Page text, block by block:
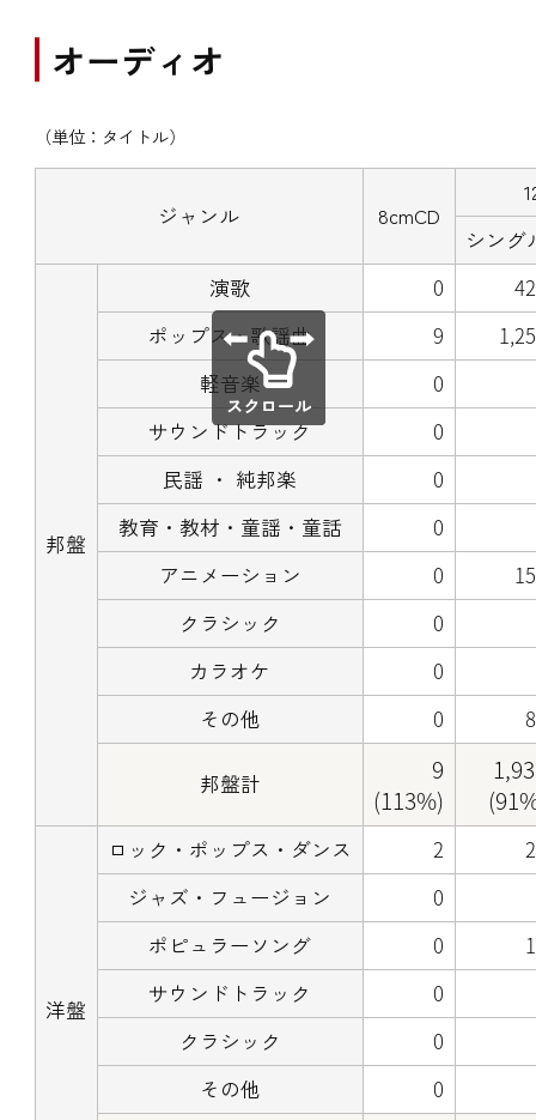
オーディオ
（単位：タイトル）
ジャンル 8cmCD
シング
邦盤
演歌 0
ポップス・歌謡曲
9
軽音楽
0
サウンドトラック
0
民謡 ・ 純邦楽
0
教育・教材・童謡・童話
0
アニメーション
0
クラシック
0
カラオケ
0
その他
0
邦盤計
9
(113%)
洋盤
ロック・ポップス・ダンス 2
ジャズ・フュージョン
0
ポピュラーソング
0
サウンドトラック
0
クラシック
0
その他
0